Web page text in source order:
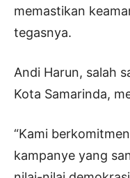
memastikan
tegasnya.
Andi Harun, salah
Kota Samarinda,
“Kami
kampanye yang